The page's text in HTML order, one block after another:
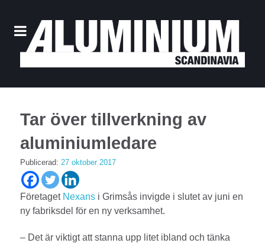
Tar över tillverkning av
aluminiumledare
Publicerad: 27 oktober 2017
Företaget Nexans i Grimsås invigde i slutet av juni en
ny fabriksdel för en ny verksamhet.
– Det är viktigt att stanna upp litet ibland och tänka